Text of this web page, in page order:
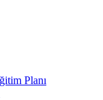
Planı